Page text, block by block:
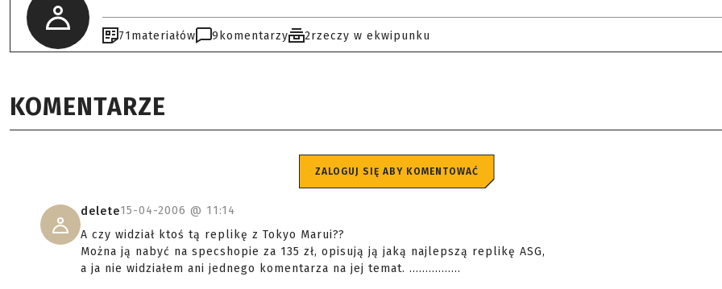
71materiałów 9 komentarzy 2rzeczy w ekwipunku
KOMENTARZE
ZALOGUJ SIĘ ABY KOMENTOWAĆ
delete15-04-2006 @ 11:14
A czy widział ktoś tą replikę z Tokyo Marui??
Można ją nabyć na specshopie za 135 zł, opisują ją jaką najlepszą replikę ASG,
a ja nie widziałem ani jednego komentarza na jej temat. ................